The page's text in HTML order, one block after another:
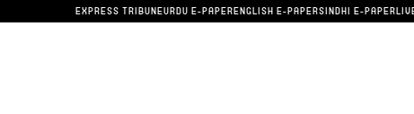
EXPRESS TRIBUNEURDU E-PAPERENGLISH E-PAPERSINDHI E-PAPER